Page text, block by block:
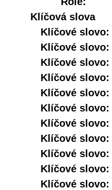
Klíčová slova
Klíčové slovo:
Klíčové slovo:
Klíčové slovo:
Klíčové slovo:
Klíčové slovo:
Klíčové slovo:
Klíčové slovo:
Klíčové slovo:
Klíčové slovo:
Klíčové slovo:
Klíčové slovo: